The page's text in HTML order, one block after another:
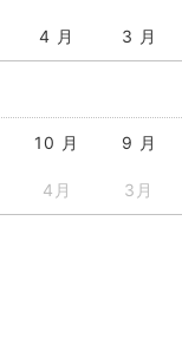
4 月 3 月
10 月 9 月
4月 3月